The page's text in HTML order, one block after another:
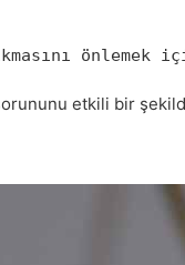
etkili bir